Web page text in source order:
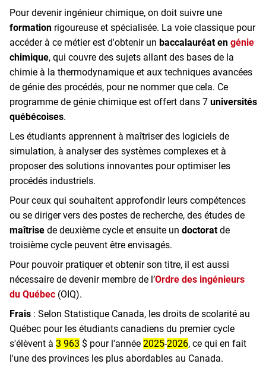
Pour devenir ingénieur chimique, on doit suivre une
formation rigoureuse et spécialisée. La voie classique pour
accéder à ce métier est d'obtenir un baccalauréat en génie
chimique, qui couvre des sujets allant des bases de la
chimie à la thermodynamique et aux techniques avancées
de génie des procédés, pour ne nommer que cela. Ce
programme de génie chimique est offert dans 7 universités
québécoises.
Les étudiants apprennent à maîtriser des logiciels de
simulation, à analyser des systèmes complexes et à
proposer des solutions innovantes pour optimiser les
procédés industriels.
Pour ceux qui souhaitent approfondir leurs compétences
ou se diriger vers des postes de recherche, des études de
maîtrise de deuxième cycle et ensuite un doctoratde
troisième cycle peuvent être envisagés.
Pour pouvoir pratiquer et obtenir son titre, il est aussi
nécessaire de devenir membre de l’Ordre des ingénieurs
du Québec (OIQ).
Frais : Selon Statistique Canada, les droits de scolarité au
Québec pour les étudiants canadiens du premier cycle
s'élèvent à 3 963 $ pour l'année 2025-2026, ce qui en fait
l'une des provinces les plus abordables au Canada.